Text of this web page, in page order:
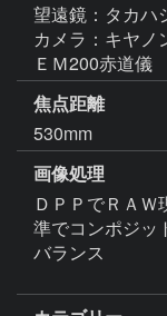
望遠鏡：タカハ
カメラ：キヤノ
ＥＭ200赤道儀
焦点距離
530mm
画像処理
ＤＰＰでＲＡ
準でコンポジッ
バランス